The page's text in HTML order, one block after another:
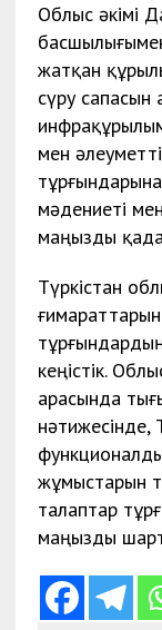
Облыс әкімі
жатқан
сүру сапасын
мен
мәдениеті
маңызды
Түркістан
кеңістік.
арасында
нәтижесінде,
жұмыстарын
талаптар
маңызды